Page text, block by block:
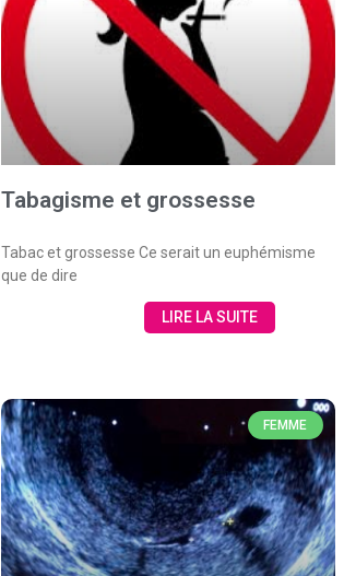
Tabagisme et grossesse
Tabac et grossesse Ce serait un euphémisme
que de dire
LIRE LA SUITE
FEMME